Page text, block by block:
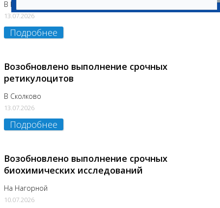
В Бутово
13.07.2026
Подробнее
Возобновлено выполнение срочных
ретикулоцитов
В Сколково
13.07.2026
Подробнее
Возобновлено выполнение срочных
биохимических исследований
На Нагорной
10.07.2026